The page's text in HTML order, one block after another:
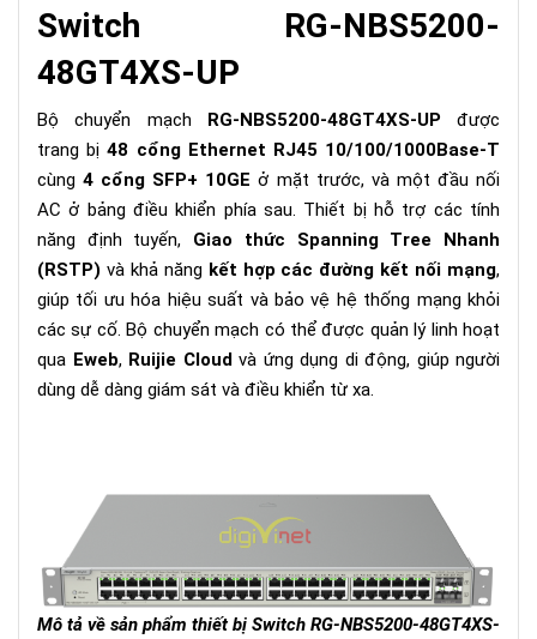
Switch RG-NBS5200-
48GT4XS-UP
Bộ chuyển mạch RG-NBS5200-48GT4XS-UP được
trang bị48 cổng Ethernet RJ45 10/100/1000Base-T
cùng4 cổng SFP+ 10GE ở mặt trước, và một đầu nối
AC ở bảng điều khiển phía sau. Thiết bị hỗ trợ các tính
năng định tuyến, Giao thức Spanning Tree Nhanh
(RSTP) và khả năng kết hợp các đường kết nối mạng,
giúp tối ưu hóa hiệu suất và bảo vệ hệ thống mạng khỏi
các sự cố. Bộ chuyển mạch có thể được quản lý linh hoạt
qua Eweb, Ruijie Cloudvà ứng dụng di động, giúp người
dùng dễ dàng giám sát và điều khiển từ xa.
Mô tả về sản phẩm thiết bị Switch RG-NBS5200-48GT4XS-